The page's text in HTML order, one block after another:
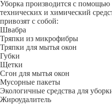
Уборка производится с
технических и химический
привозят с собой:
Швабра
Тряпки из микрофибры
Тряпки для мытья окон
Губки
Щетки
Сгон для мытья окон
Мусорные пакеты
Экологичные средства для
Жироудалитель